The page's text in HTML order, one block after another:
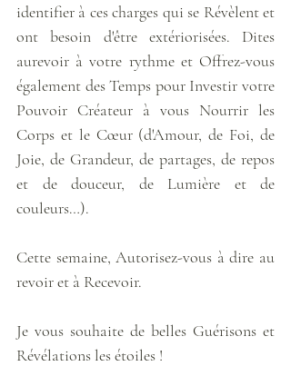
identifier à ces charges qui se Révèlent et
ont besoin d'être extériorisées. Dites
aurevoir à votre rythme et Offrez-vous
également des Temps pour Investir votre
Pouvoir Créateur à vous Nourrir les
Corps et le Cœur (d'Amour, de Foi, de
Joie, de Grandeur, de partages, de repos
et de douceur, de Lumière et de
couleurs…).
Cette semaine, Autorisez-vous à dire au
revoir et à Recevoir.
Je vous souhaite de belles Guérisons et
Révélations les étoiles !